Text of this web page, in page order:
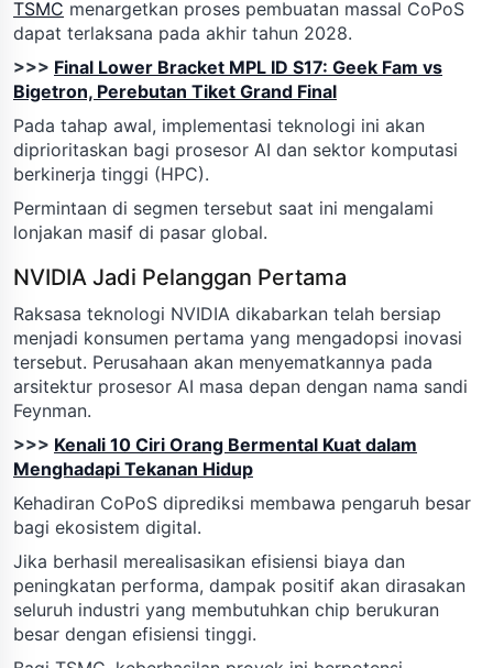
TSMC menargetkan proses pembuatan massal CoPoS
dapat terlaksana pada akhir tahun 2028.
>>> Final Lower Bracket MPL ID S17: Geek Fam vs
Bigetron, Perebutan Tiket Grand Final
Pada tahap awal, implementasi teknologi ini akan
diprioritaskan bagi prosesor AI dan sektor komputasi
berkinerja tinggi (HPC).
Permintaan di segmen tersebut saat ini mengalami
lonjakan masif di pasar global.
NVIDIA Jadi Pelanggan Pertama
Raksasa teknologi NVIDIA dikabarkan telah bersiap
menjadi konsumen pertama yang mengadopsi inovasi
tersebut. Perusahaan akan menyematkannya pada
arsitektur prosesor AI masa depan dengan nama sandi
Feynman.
>>> Kenali 10 Ciri Orang Bermental Kuat dalam
Menghadapi Tekanan Hidup
Kehadiran CoPoS diprediksi membawa pengaruh besar
bagi ekosistem digital.
Jika berhasil merealisasikan efisiensi biaya dan
peningkatan performa, dampak positif akan dirasakan
seluruh industri yang membutuhkan chip berukuran
besar dengan efisiensi tinggi.